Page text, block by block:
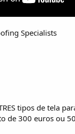
Specialists
tipos de tela
de 300 euros ou